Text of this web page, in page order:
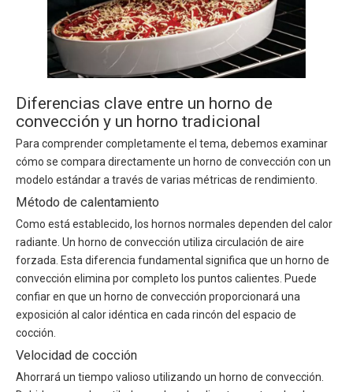
Diferencias clave entre un horno de
convección y un horno tradicional
Para comprender completamente el tema, debemos examinar
cómo se compara directamente un horno de convección con un
modelo estándar a través de varias métricas de rendimiento.
Método de calentamiento
Como está establecido, los hornos normales dependen del calor
radiante. Un horno de convección utiliza circulación de aire
forzada. Esta diferencia fundamental significa que un horno de
convección elimina por completo los puntos calientes. Puede
confiar en que un horno de convección proporcionará una
exposición al calor idéntica en cada rincón del espacio de
cocción.
Velocidad de cocción
Ahorrará un tiempo valioso utilizando un horno de convección.